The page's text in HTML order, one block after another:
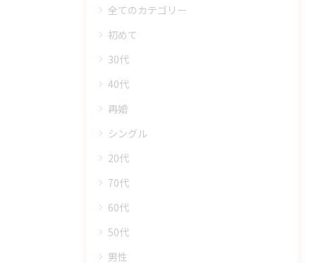
全てのカテゴリー
初めて
30代
40代
再婚
シングル
20代
70代
60代
50代
男性